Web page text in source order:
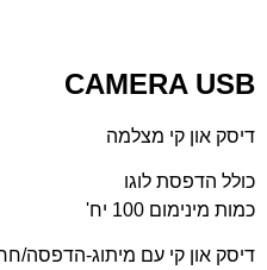
CAMERA USB
דיסק און קי מצלמה
כולל הדפסת לוגו
כמות מינימום 100 יח'
דיסק און קי עם מיתוג-הדפסה/